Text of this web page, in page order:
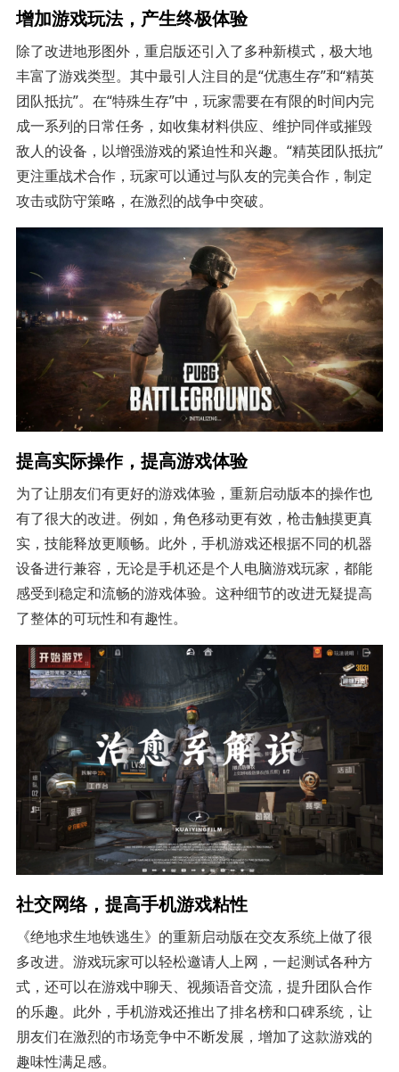
增加游戏玩法，产生终极体验
除了改进地形图外，重启版还引入了多种新模式，极大地
丰富了游戏类型。其中最引人注目的是“优惠生存”和“精英
团队抵抗”。在“特殊生存”中，玩家需要在有限的时间内完
成一系列的日常任务，如收集材料供应、维护同伴或摧毁
敌人的设备，以增强游戏的紧迫性和兴趣。“精英团队抵抗”
更注重战术合作，玩家可以通过与队友的完美合作，制定
攻击或防守策略，在激烈的战争中突破。
提高实际操作，提高游戏体验
为了让朋友们有更好的游戏体验，重新启动版本的操作也
有了很大的改进。例如，角色移动更有效，枪击触摸更真
实，技能释放更顺畅。此外，手机游戏还根据不同的机器
设备进行兼容，无论是手机还是个人电脑游戏玩家，都能
感受到稳定和流畅的游戏体验。这种细节的改进无疑提高
了整体的可玩性和有趣性。
社交网络，提高手机游戏粘性
《绝地求生地铁逃生》的重新启动版在交友系统上做了很
多改进。游戏玩家可以轻松邀请人上网，一起测试各种方
式，还可以在游戏中聊天、视频语音交流，提升团队合作
的乐趣。此外，手机游戏还推出了排名榜和口碑系统，让
朋友们在激烈的市场竞争中不断发展，增加了这款游戏的
趣味性满足感。